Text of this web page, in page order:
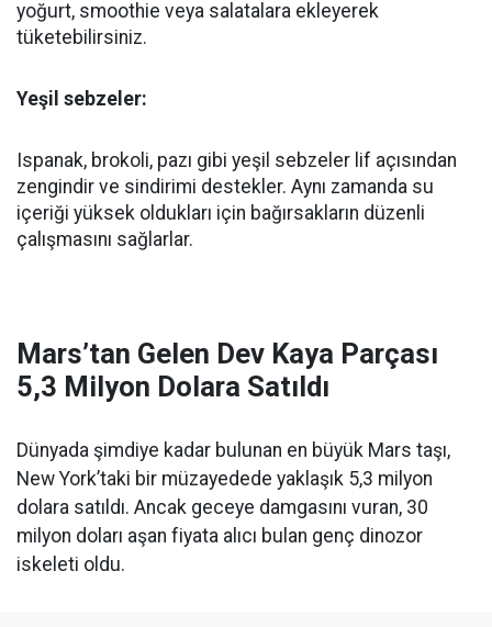
yoğurt, smoothie veya salatalara ekleyerek
tüketebilirsiniz.
Yeşil sebzeler:
Ispanak, brokoli, pazı gibi yeşil sebzeler lif açısından
zengindir ve sindirimi destekler. Aynı zamanda su
içeriği yüksek oldukları için bağırsakların düzenli
çalışmasını sağlarlar.
Mars’tan Gelen Dev Kaya Parçası
5,3 Milyon Dolara Satıldı
Dünyada şimdiye kadar bulunan en büyük Mars taşı,
New York’taki bir müzayedede yaklaşık 5,3 milyon
dolara satıldı. Ancak geceye damgasını vuran, 30
milyon doları aşan fiyata alıcı bulan genç dinozor
iskeleti oldu.